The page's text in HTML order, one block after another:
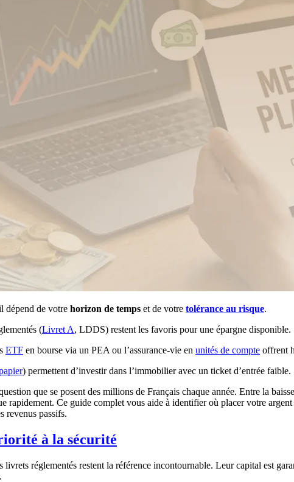
dépend de votre horizon de temps et de votre tolérance au risque.
(Livret A, LDDS) restent les favoris pour une épargne disponible.
ETF en bourse via un PEA ou l’assurance-vie en unités de compte offrent
) permettent d’investir dans l’immobilier avec un ticket d’entrée faible.
que se posent des millions de Français chaque année. Entre la
rapidement. Ce guide complet vous aide à identifier où placer votre
revenus passifs.
à la sécurité
réglementés restent la référence incontournable. Leur capital est